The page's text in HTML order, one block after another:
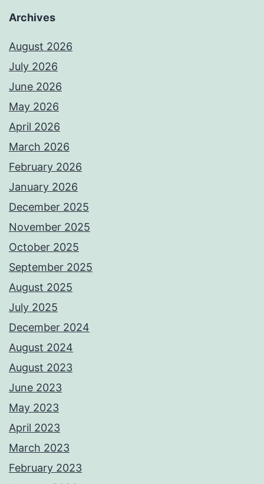
Archives
August 2026
July 2026
June 2026
May 2026
April 2026
March 2026
February 2026
January 2026
December 2025
November 2025
October 2025
September 2025
August 2025
July 2025
December 2024
August 2024
August 2023
June 2023
May 2023
April 2023
March 2023
February 2023